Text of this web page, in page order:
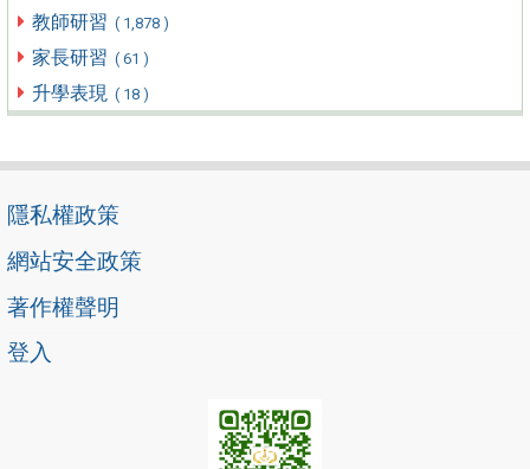
教師研習 ( 1,878 )
家長研習 ( 61 )
升學表現 ( 18 )
隱私權政策
網站安全政策
著作權聲明
登入